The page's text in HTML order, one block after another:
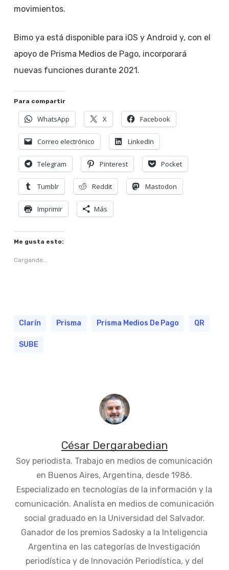
movimientos.
Bimo ya está disponible para iOS y Android y, con el
apoyo de Prisma Medios de Pago, incorporará
nuevas funciones durante 2021.
Para compartir
WhatsApp X Facebook
Correo electrónico LinkedIn
Telegram Pinterest Pocket
Tumblr Reddit Mastodon
Imprimir Más
Me gusta esto:
Cargando...
Clarín Prisma Prisma Medios De Pago QR
SUBE
César Dergarabedian
Soy periodista. Trabajo en medios de comunicación
en Buenos Aires, Argentina, desde 1986.
Especializado en tecnologías de la información y la
comunicación. Analista en medios de comunicación
social graduado en la Universidad del Salvador.
Ganador de los premios Sadosky a la Inteligencia
Argentina en las categorías de Investigación
periodística y de Innovación Periodística, y del